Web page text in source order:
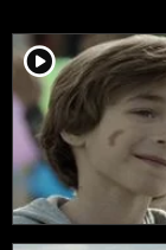
player2